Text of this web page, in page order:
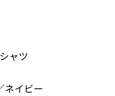
ャツ
ネイビー